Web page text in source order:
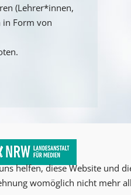
(Lehrer*innen,
in Form von
helfen, diese Website und
womöglich nicht mehr